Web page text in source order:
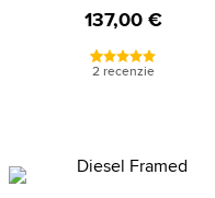
137,00 €
2 recenzie